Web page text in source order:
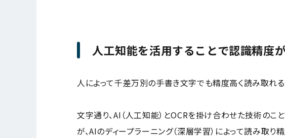
人工知能を活用することで認識精度
人によって千差万別の手書き文字でも精度高く読み取れる
文字通り、AI（人工知能）とOCRを掛け合わせた技術のこ
が、AIのディープラーニング（深層学習）によって読み取